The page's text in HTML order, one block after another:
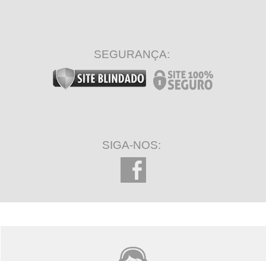
SEGURANÇA:
SIGA-NOS: